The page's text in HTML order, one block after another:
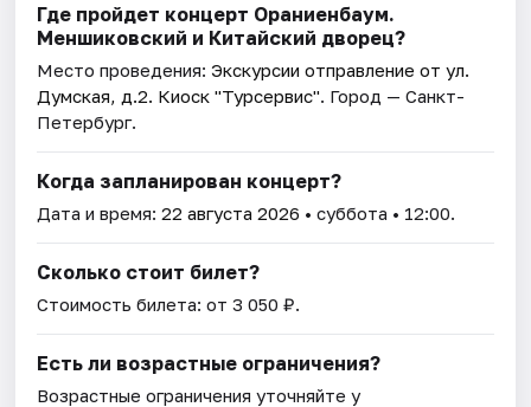
Где пройдет концерт Ораниенбаум.
Меншиковский и Китайский дворец?
Место проведения:Экскурсии отправление от ул.
Думская, д.2. Киоск "Турсервис". Город — Санкт-
Петербург.
Когда запланирован концерт?
Дата и время:22 августа 2026 • суббота • 12:00.
Сколько стоит билет?
Стоимость билета: от 3 050 ₽.
Есть ли возрастные ограничения?
Возрастные ограничения уточняйте у